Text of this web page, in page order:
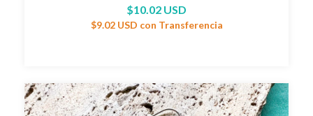
$10.02 USD
$9.02 USD con Transferencia